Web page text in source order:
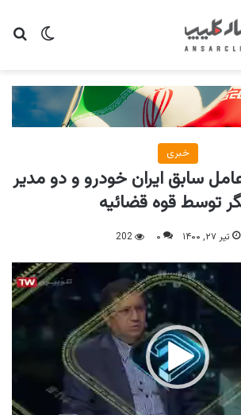
تغییر
خبری
سابق ایران خودرو و دو مدیر
توسط قوه قضائیه
تیر ۲۷, ۱۴۰۰ ۰ 202